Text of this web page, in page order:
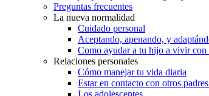
Preguntas frecuentes
La nueva normalidad
Cuidado personal
Aceptando, apenando, y
Como ayudar a tu hijo a vivir con
Relaciones personales
Cómo manejar tu vida diaria
Estar en contacto con otros
Los adolescentes